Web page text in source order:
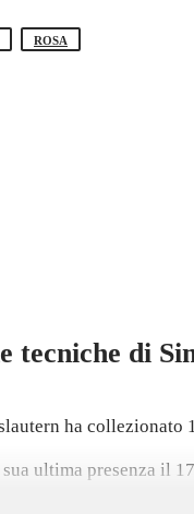
ROSA
tecniche di
ha
ultima presenza il